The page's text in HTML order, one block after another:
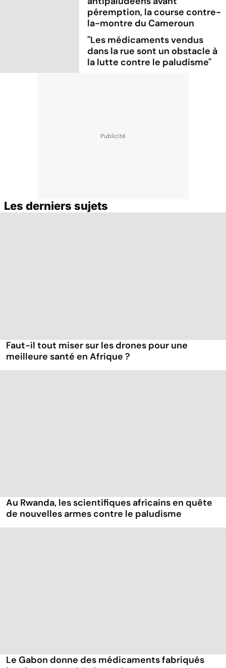
péremption, la course contre-
la-montre du Cameroun
"Les médicaments vendus
dans la rue sont un obstacle à
la lutte contre le paludisme"
Les derniers sujets
Faut-il tout miser sur les drones pour une
meilleure santé en Afrique ?
Au Rwanda, les scientifiques africains en quête
de nouvelles armes contre le paludisme
Le Gabon donne des médicaments fabriqués